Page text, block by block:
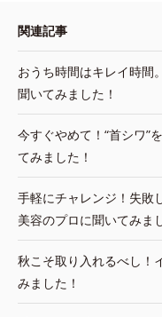
関連記事
おうち時間はキレイ時間
聞いてみました！
今すぐやめて！“首シワ”
てみました！
手軽にチャレンジ！失敗
美容のプロに聞いてみま
秋こそ取り入れるべし！
みました！